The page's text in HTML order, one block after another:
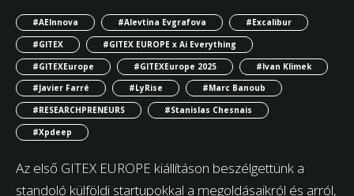
#AEInnova #Alevtina Evgrafova
#Excalibur
#GITEX
#GITEX EUROPE x Ai Everything
#GITEXEurope
#GITEXEurope 2025
#Ivan Klimek
#Javier Farré
#LyRise
#Marc Banoub
#RESEARCHPRENEURS
#Stanislas Chesnais
#Xpdeep
Az első GITEX EUROPE kiállításon beszélgettünk a
standoló külföldi startupokkal a megoldásaikról és arról,